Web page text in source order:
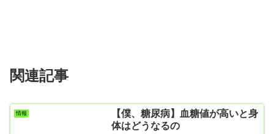
関連記事
情報
【僕、糖尿病】血糖値が高いと身
体はどうなるの